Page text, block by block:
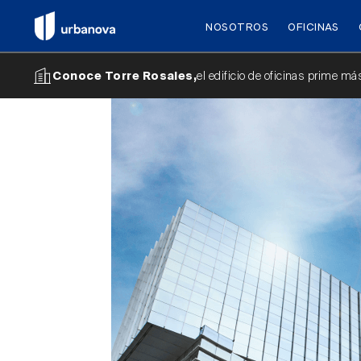
NOSOTROS OFICINAS
Conoce Torre Rosales,el edificio de oficinas prime